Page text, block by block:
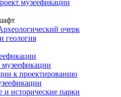
музеефикации
очерк
геология
к проектированию
и исторические парки